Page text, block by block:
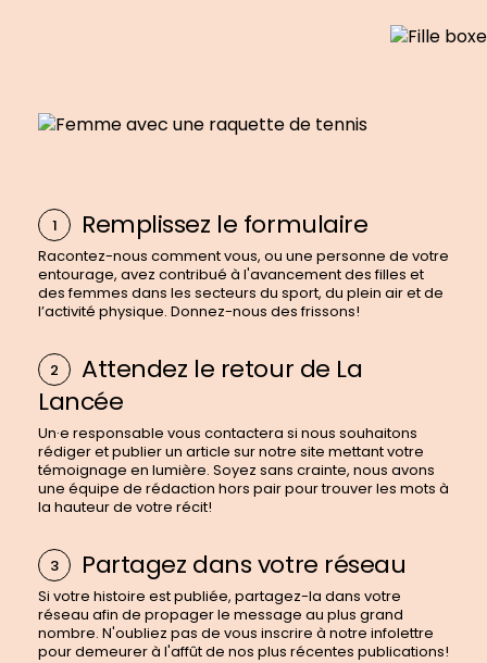
Remplissez le formulaire
Racontez-nous comment vous, ou une personne de votre
entourage, avez contribué à l'avancement des filles et
des femmes dans les secteurs du sport, du plein air et de
l’activité physique. Donnez-nous des frissons!
Attendez le retour de La
Lancée
Un·e responsable vous contactera si nous souhaitons
rédiger et publier un article sur notre site mettant votre
témoignage en lumière. Soyez sans crainte, nous avons
une équipe de rédaction hors pair pour trouver les mots à
la hauteur de votre récit!
Partagez dans votre réseau
Si votre histoire est publiée, partagez-la dans votre
réseau afin de propager le message au plus grand
nombre. N'oubliez pas de vous inscrire à notre infolettre
pour demeurer à l'affût de nos plus récentes publications!